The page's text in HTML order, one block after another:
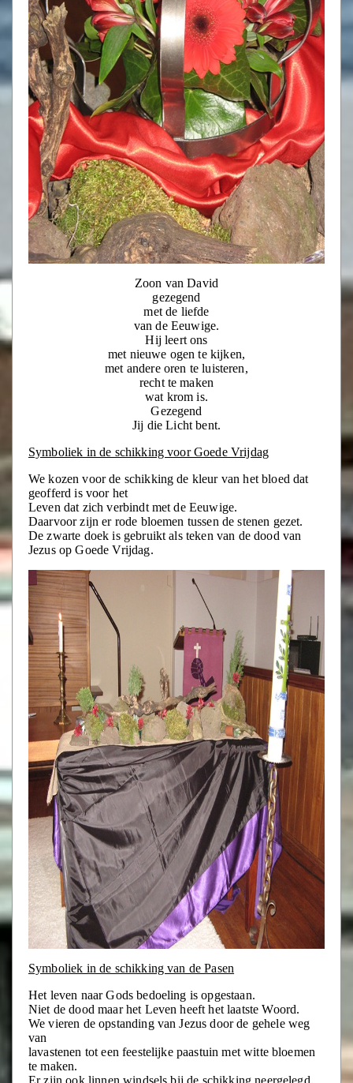
Zoon van David
gezegend
met de liefde
van de Eeuwige.
Hij leert ons
met nieuwe ogen te kijken,
met andere oren te luisteren,
recht te maken
wat krom is.
Gezegend
Jij die Licht bent.
Symboliek in de schikking voor Goede Vrijdag
We kozen voor de schikking de kleur van het bloed dat
geofferd is voor het
Leven dat zich verbindt met de Eeuwige.
Daarvoor zijn er rode bloemen tussen de stenen gezet.
De zwarte doek is gebruikt als teken van de dood van
Jezus op Goede Vrijdag.
Symboliek in de schikking van de Pasen
Het leven naar Gods bedoeling is opgestaan.
Niet de dood maar het Leven heeft het laatste Woord.
We vieren de opstanding van Jezus door de gehele weg
van
lavastenen tot een feestelijke paastuin met witte bloemen
te maken.
Er zijn ook linnen windsels bij de schikking neergelegd.